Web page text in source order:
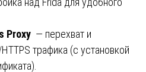
Proxy — перехват и
трафика (с установкой